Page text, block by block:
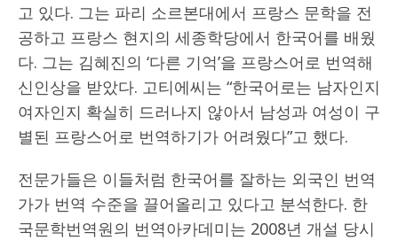
고 있다. 그는 파리 소르본대에서 프랑스 문학을 전
공하고 프랑스 현지의 세종학당에서 한국어를 배웠
다. 그는 김혜진의 ‘다른 기억’을 프랑스어로 번역해
신인상을 받았다. 고티에씨는 “한국어로는 남자인지
여자인지 확실히 드러나지 않아서 남성과 여성이 구
별된 프랑스어로 번역하기가 어려웠다”고 했다.
전문가들은 이들처럼 한국어를 잘하는 외국인 번역
가가 번역 수준을 끌어올리고 있다고 분석한다. 한
국문학번역원의 번역아카데미는 2008년 개설 당시